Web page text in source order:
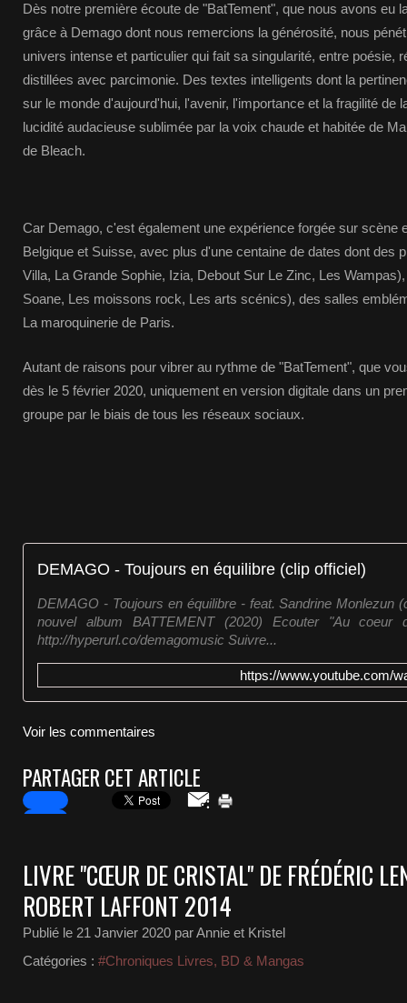
Dès notre première écoute de "BatTement", que nous avons eu
grâce à Demago dont nous remercions la générosité, nous
univers intense et particulier qui fait sa singularité, entre poésie,
distillées avec parcimonie. Des textes intelligents dont la
sur le monde d'aujourd'hui, l'avenir, l'importance et la fragilité de
lucidité audacieuse sublimée par la voix chaude et habitée de
de Bleach.
Car Demago, c'est également une expérience forgée sur scène
Belgique et Suisse, avec plus d'une centaine de dates dont des
Villa, La Grande Sophie, Izia, Debout Sur Le Zinc, Les
Soane, Les moissons rock, Les arts scénics), des salles
La maroquinerie de Paris.
Autant de raisons pour vibrer au rythme de "BatTement", que
dès le 5 février 2020, uniquement en version digitale dans un
groupe par le biais de tous les réseaux sociaux.
DEMAGO - Toujours en équilibre (clip officiel)
DEMAGO - Toujours en équilibre - feat. Sandrine Monlezun
nouvel album BATTEMENT (2020) Ecouter "Au coeur
http://hyperurl.co/demagomusic Suivre...
https://www.youtube.com/
Voir les commentaires
PARTAGER CET ARTICLE
LIVRE "CŒUR DE CRISTAL" DE FRÉDÉRIC
ROBERT LAFFONT 2014
Publié le 21 Janvier 2020 par Annie et Kristel
Catégories : #Chroniques Livres, BD & Mangas